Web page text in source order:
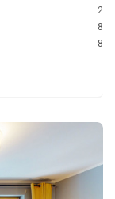
2
8
8